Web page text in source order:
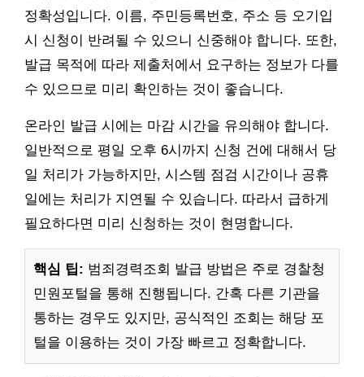
정확성입니다. 이름, 주민등록번호, 주소 등 오기입
시 신청이 반려될 수 있으니 신중해야 합니다. 또한,
발급 목적에 따라 제출처에서 요구하는 정보가 다를
수 있으므로 미리 확인하는 것이 좋습니다.
온라인 발급 시에는 마감 시간을 유의해야 합니다.
일반적으로 평일 오후 6시까지 신청 건에 대해서 당
일 처리가 가능하지만, 시스템 점검 시간이나 공휴
일에는 처리가 지연될 수 있습니다. 따라서 급하게
필요하다면 미리 신청하는 것이 현명합니다.
핵심 팁: 범죄경력조회 발급 방법은 주로 경찰청
민원포털을 통해 진행됩니다. 간혹 다른 기관을
통하는 경우도 있지만, 공식적인 조회는 해당 포
털을 이용하는 것이 가장 빠르고 정확합니다.